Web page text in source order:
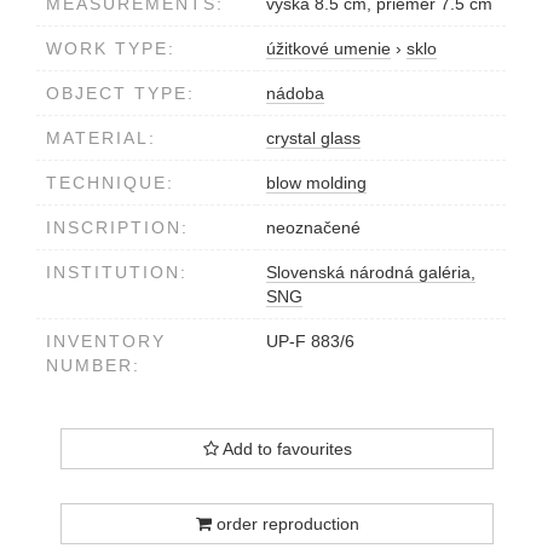
MEASUREMENTS: výška 8.5 cm, priemer 7.5 cm
WORK TYPE: úžitkové umenie › sklo
OBJECT TYPE: nádoba
MATERIAL: crystal glass
TECHNIQUE: blow molding
INSCRIPTION: neoznačené
INSTITUTION:
Slovenská národná galéria,
SNG
INVENTORY
NUMBER:
UP-F 883/6
Add to favourites
order reproduction